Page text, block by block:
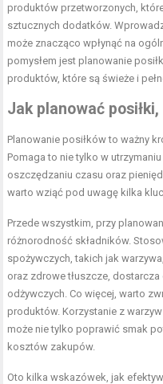
produktów przetworzonych,
sztucznych dodatków.
może znacząco wpłynąć na
pomysłem jest planowanie
produktów, które są świeże i
Jak planować
Planowanie posiłków to ważny
Pomaga to nie tylko w
oszczędzaniu czasu oraz
warto wziąć pod uwagę kilka
Przede wszystkim, przy
różnorodność składników.
spożywczych, takich jak
oraz zdrowe tłuszcze,
odżywczych. Co więcej, warto
produktów. Korzystanie z
może nie tylko poprawić smak
kosztów zakupów.
Oto kilka wskazówek, jak